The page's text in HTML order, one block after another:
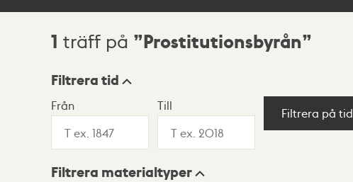
Sökresultat
1 träff på Prostitutionsbyrån
Visningsläge
Lista Karta
Filtrera tid
Från Till
Filtrera på tid
Filtrera materialtyper